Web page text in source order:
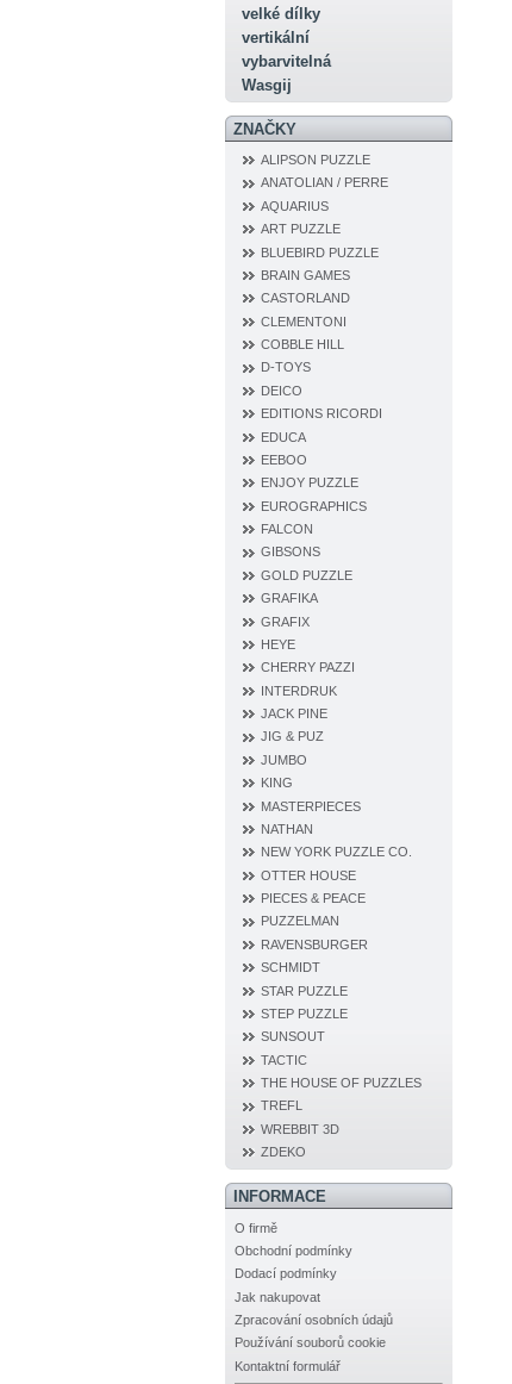
velké dílky
vertikální
vybarvitelná
Wasgij
ZNAČKY
ALIPSON PUZZLE
ANATOLIAN / PERRE
AQUARIUS
ART PUZZLE
BLUEBIRD PUZZLE
BRAIN GAMES
CASTORLAND
CLEMENTONI
COBBLE HILL
D‐TOYS
DEICO
EDITIONS RICORDI
EDUCA
EEBOO
ENJOY PUZZLE
EUROGRAPHICS
FALCON
GIBSONS
GOLD PUZZLE
GRAFIKA
GRAFIX
HEYE
CHERRY PAZZI
INTERDRUK
JACK PINE
JIG & PUZ
JUMBO
KING
MASTERPIECES
NATHAN
NEW YORK PUZZLE CO.
OTTER HOUSE
PIECES & PEACE
PUZZELMAN
RAVENSBURGER
SCHMIDT
STAR PUZZLE
STEP PUZZLE
SUNSOUT
TACTIC
THE HOUSE OF PUZZLES
TREFL
WREBBIT 3D
ZDEKO
INFORMACE
O firmě
Obchodní podmínky
Dodací podmínky
Jak nakupovat
Zpracování osobních údajů
Používání souborů cookie
Kontaktní formulář